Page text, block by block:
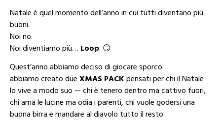
Natale è quel momento dell’anno in cui tutti diventano più
buoni.
Noi no.
Noi diventiamo più… Loop. 😏
Quest’anno abbiamo deciso di giocare sporco:
abbiamo creato dueXMAS PACKpensati per chi il Natale
lo vive a modo suo — chi è tenero dentro ma cattivo fuori,
chi ama le lucine ma odia i parenti, chi vuole godersi una
buona birra e mandare al diavolo tutto il resto.